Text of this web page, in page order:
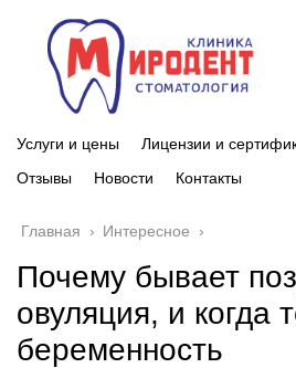
Услуги и цены Лицензии и
Отзывы
Новости Контакты
Главная › Интересное ›
Почему бывает
овуляция, и когда
беременность